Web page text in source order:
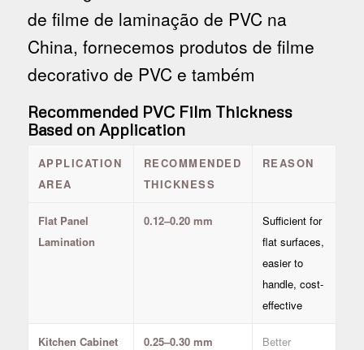
de filme de laminação de PVC na
China, fornecemos produtos de filme
decorativo de PVC e também
Recommended PVC Film Thickness
Based on Application
APPLICATION
AREA
RECOMMENDED
THICKNESS
REASON
Flat Panel
Lamination
0.12–0.20 mm
Sufficient for
flat surfaces,
easier to
handle, cost-
effective
Kitchen Cabinet
0.25–0.30 mm
Better